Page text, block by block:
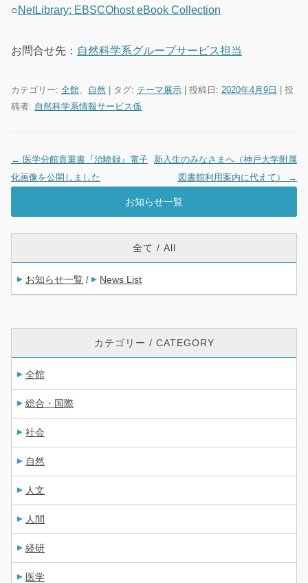
○NetLibrary: EBSCOhost eBook Collection
お問合せ先： 自然科学系グループサービス担当
カテゴリー: 全館、 自然 | タグ: テーマ展示 | 投稿日: 2020年4月9日
投
稿者: 自然科学系情報サービス係
投稿ナビゲーション
← 医学分館貴重書『治験録』電子
化画像を公開しました
新入生のみなさまへ（神戸大学附属
図書館利用案内に代えて）
→
お知らせ一覧
全て / All
お知らせ一覧 / News List
カテゴリー / CATEGORY
全館
総合・国際
社会
自然
人文
人間
経研
医学